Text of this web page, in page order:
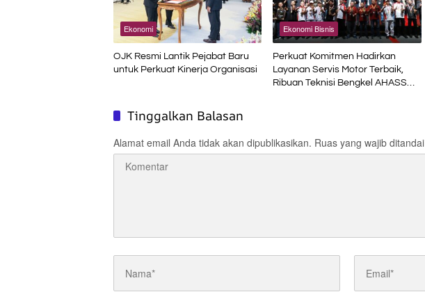
Ekonomi
OJK Resmi Lantik Pejabat Baru
untuk Perkuat Kinerja Organisasi
Ekonomi Bisnis
Perkuat Komitmen Hadirkan
Layanan Servis Motor Terbaik,
Ribuan Teknisi Bengkel AHASS
Tinggalkan Balasan
Alamat email Anda tidak akan dipublikasikan. Ruas yang wajib ditandai